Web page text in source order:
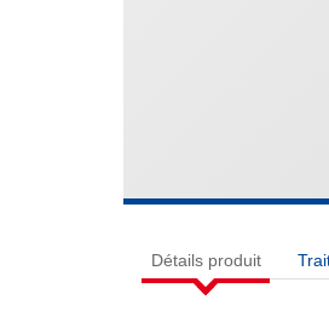
Détails produit